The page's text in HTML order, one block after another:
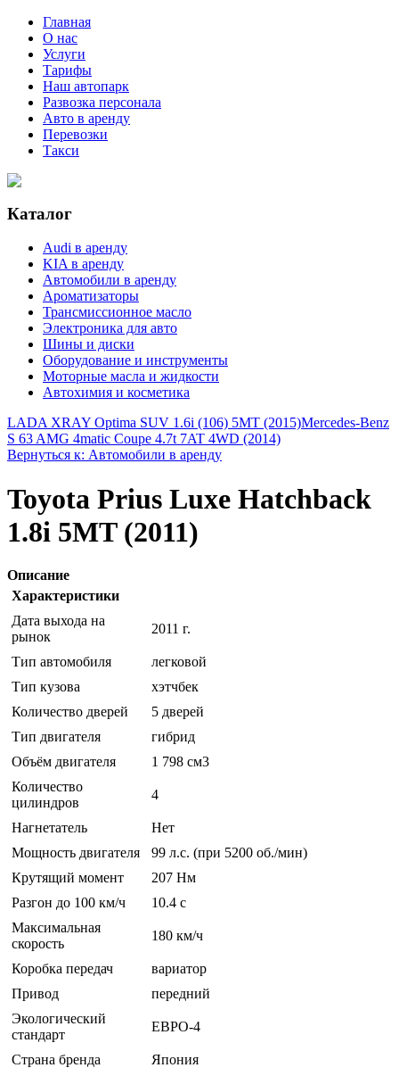
Главная
О нас
Услуги
Тарифы
Наш автопарк
Развозка персонала
Авто в аренду
Перевозки
Такси
Каталог
Audi в аренду
KIA в аренду
Автомобили в аренду
Ароматизаторы
Трансмиссионное масло
Электроника для авто
Шины и диски
Оборудование и инструменты
Моторные масла и жидкости
Автохимия и косметика
LADA XRAY Optima SUV 1.6i (106) 5MT (2015)Mercedes-Benz
S 63 AMG 4matic Coupe 4.7t 7AT 4WD (2014)
Вернуться к: Автомобили в аренду
Toyota Prius Luxe Hatchback
1.8i 5MT (2011)
Описание
Характеристики
Дата выхода на
рынок
2011 г.
Тип автомобиля
легковой
Тип кузова
хэтчбек
Количество дверей
5 дверей
Тип двигателя
гибрид
Объём двигателя
1 798 см3
Количество
цилиндров
4
Нагнетатель
Нет
Мощность двигателя
99 л.с. (при 5200 об./мин)
Крутящий момент
207 Нм
Разгон до 100 км/ч
10.4 c
Максимальная
скорость
180 км/ч
Коробка передач
вариатор
Привод
передний
Экологический
стандарт
ЕВРО-4
Страна бренда
Япония